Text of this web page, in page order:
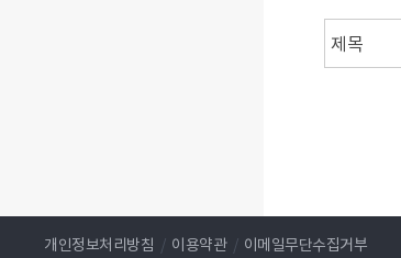
개인정보처리방침 / 이용약관 / 이메일무단수집거부